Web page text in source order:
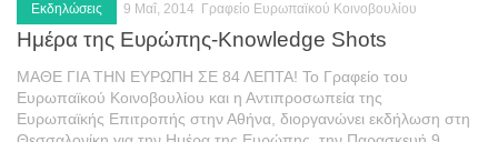
Εκδηλώσεις 9 Μαΐ, 2014 Γραφείο Ευρωπαϊκού Κοινοβουλίου
Ημέρα της Ευρώπης-Knowledge Shots
ΜΑΘΕ ΓΙΑ ΤΗΝ ΕΥΡΩΠΗ ΣΕ 84 ΛΕΠΤΑ! Το Γραφείο του
Ευρωπαϊκού Κοινοβουλίου και η Αντιπροσωπεία της
Ευρωπαϊκής Επιτροπής στην Αθήνα, διοργανώνει εκδήλωση στη